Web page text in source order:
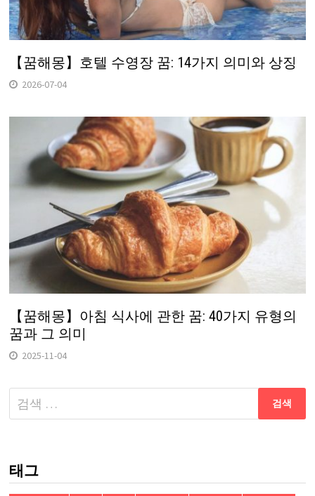
【꿈해몽】호텔 수영장 꿈: 14가지 의미와 상징
2026-07-04
【꿈해몽】아침 식사에 관한 꿈: 40가지 유형의
꿈과 그 의미
2025-11-04
다
음
태그